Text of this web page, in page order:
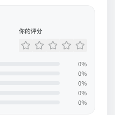
你的评分
0%
0%
0%
0%
0%